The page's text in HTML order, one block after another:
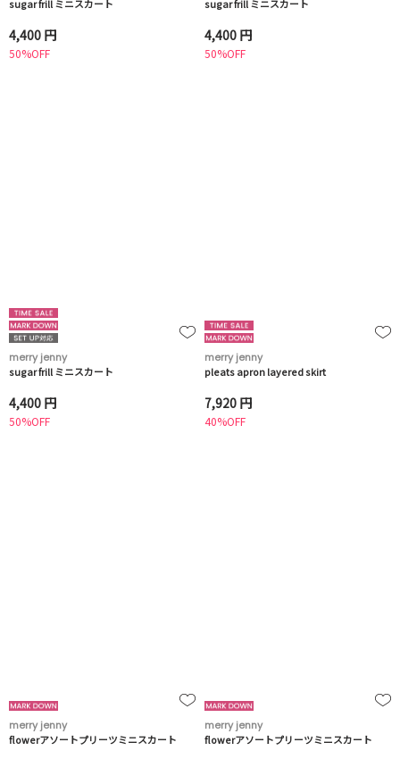
sugar frill ミニスカート
4,400 円
50%OFF
sugar frill ミニスカート
4,400 円
50%OFF
merry jenny
sugar frill ミニスカート
4,400 円
50%OFF
merry jenny
pleats apron layered skirt
7,920 円
40%OFF
merry jenny
flowerアソートプリーツミニスカート
merry jenny
flowerアソートプリーツミニスカート